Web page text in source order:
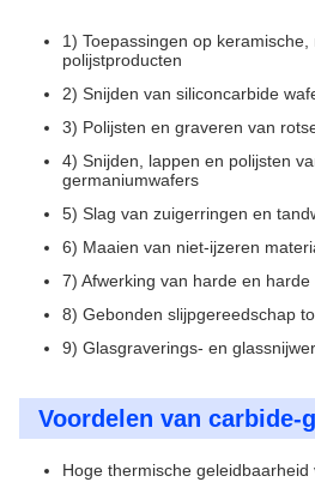
1) Toepassingen op
polijstproducten
2) Snijden van siliconcarbide
3) Polijsten en graveren van
4) Snijden, lappen en polijsten
germaniumwafers
5) Slag van zuigerringen en
6) Maaien van niet-ijzeren
7) Afwerking van harde en harde
8) Gebonden slijpgereedschap
9) Glasgraverings- en
Voordelen van carbide-
Hoge thermische geleidbaarheid